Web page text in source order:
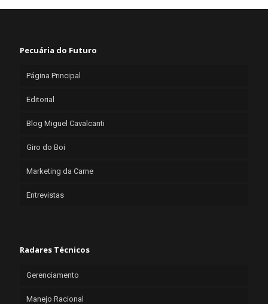
Pecuária do Futuro
Página Principal
Editorial
Blog Miguel Cavalcanti
Giro do Boi
Marketing da Carne
Entrevistas
Radares Técnicos
Gerenciamento
Manejo Racional